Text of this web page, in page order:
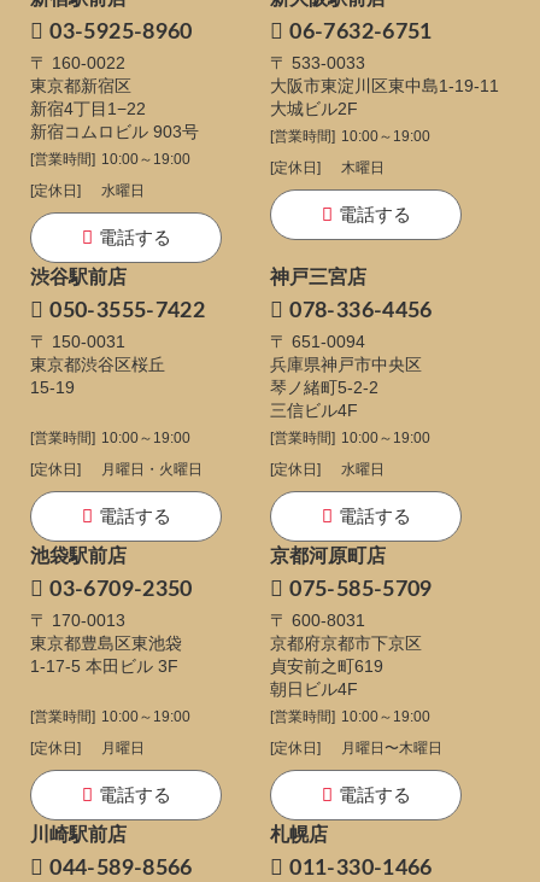
03-5925-8960
〒 160-0022
東京都新宿区
新宿4丁目1−22
新宿コムロビル 903号
[営業時間] 10:00～19:00
[定休日]
水曜日
電話する
06-7632-6751
〒 533-0033
大阪市東淀川区東中島1-19-11
大城ビル2F
[営業時間] 10:00～19:00
[定休日]
木曜日
電話する
渋谷駅前店
050-3555-7422
〒 150-0031
東京都渋谷区桜丘
15-19
[営業時間] 10:00～19:00
[定休日]
月曜日・火曜日
電話する
神戸三宮店
078-336-4456
〒 651-0094
兵庫県神戸市中央区
琴ノ緒町5-2-2
三信ビル4F
[営業時間] 10:00～19:00
[定休日]
水曜日
電話する
池袋駅前店
03-6709-2350
〒 170-0013
東京都豊島区東池袋
1-17-5 本田ビル 3F
[営業時間] 10:00～19:00
[定休日]
月曜日
電話する
京都河原町店
075-585-5709
〒 600-8031
京都府京都市下京区
貞安前之町619
朝日ビル4F
[営業時間] 10:00～19:00
[定休日]
月曜日〜木曜日
電話する
川崎駅前店
044-589-8566
札幌店
011-330-1466